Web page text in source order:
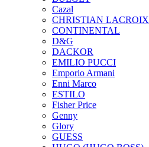
Cazal
CHRISTIAN LACROIX
CONTINENTAL
D&G
DACKOR
EMILIO PUCCI
Emporio Armani
Enni Marco
ESTILO
Fisher Price
Genny
Glory
GUESS